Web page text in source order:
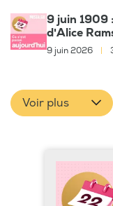
9 juin 1909
d'Alice
9 juin 2026
Voir plus